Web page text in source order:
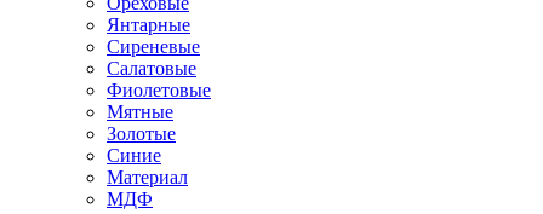
Янтарные
Сиреневые
Салатовые
Фиолетовые
Мятные
Золотые
Синие
Материал
МДФ